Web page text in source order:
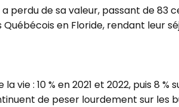
perdu de sa valeur, passant de 83
en Floride, rendant leur
vie : 10 % en 2021 et 2022, puis
de peser lourdement sur les